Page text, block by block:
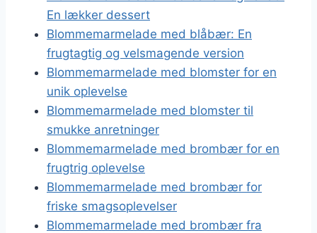
En lækker dessert
Blommemarmelade med blåbær: En
frugtagtig og velsmagende version
Blommemarmelade med blomster for en
unik oplevelse
Blommemarmelade med blomster til
smukke anretninger
Blommemarmelade med brombær for en
frugtrig oplevelse
Blommemarmelade med brombær for
friske smagsoplevelser
Blommemarmelade med brombær fra